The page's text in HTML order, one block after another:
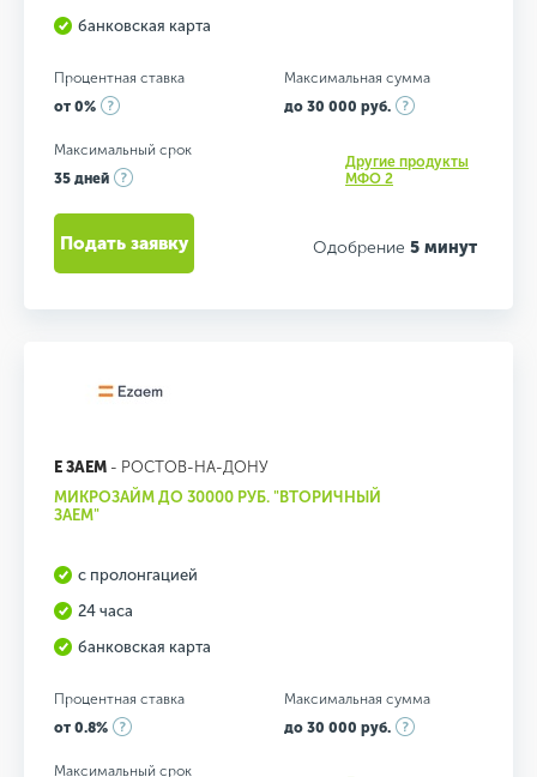
банковская карта
Процентная ставка
от 0%
Максимальная сумма
до 30 000 руб.
Максимальный срок
35 дней
Другие продукты
МФО 2
Одобрение 5 минут
Подать заявку
Е ЗАЕМ - РОСТОВ-НА-ДОНУ
МИКРОЗАЙМ ДО 30000 РУБ. "ВТОРИЧНЫЙ
ЗАЕМ"
с пролонгацией
24 часа
банковская карта
Процентная ставка
от 0.8%
Максимальная сумма
до 30 000 руб.
Максимальный срок